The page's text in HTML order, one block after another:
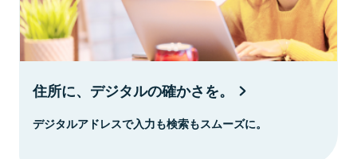
住所に、デジタルの確かさを。
デジタルアドレスで入力も検索もスムーズに。